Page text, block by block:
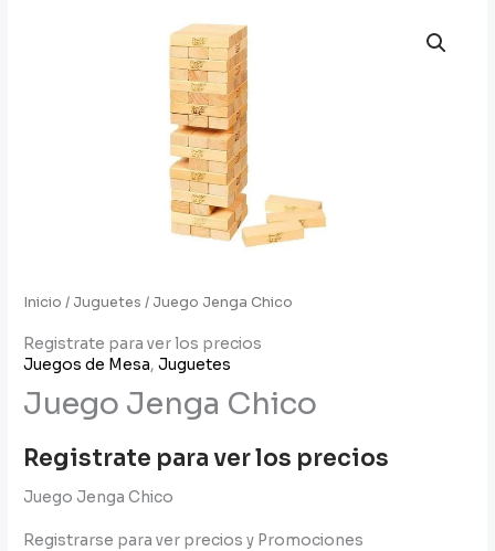
Inicio / Juguetes / Juego Jenga Chico
Registrate para ver los precios
Juegos de Mesa,Juguetes
Juego Jenga Chico
Registrate para ver los precios
Juego Jenga Chico
Registrarse para ver precios y Promociones